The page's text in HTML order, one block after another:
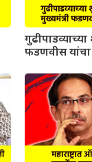
फडणवीस